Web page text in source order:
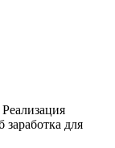
Реализация
для